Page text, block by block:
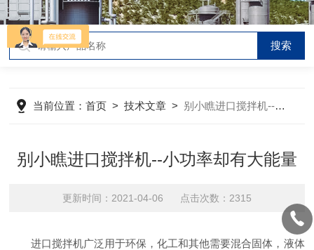
当前位置：首页 >技术文章 > 别小瞧进口搅拌机--小功率却有大能量
别小瞧进口搅拌机--小功率却有大能量
更新时间：2021-04-06 点击次数：2315
进口搅拌机广泛用于环保，化工和其他需要混合固体，液体